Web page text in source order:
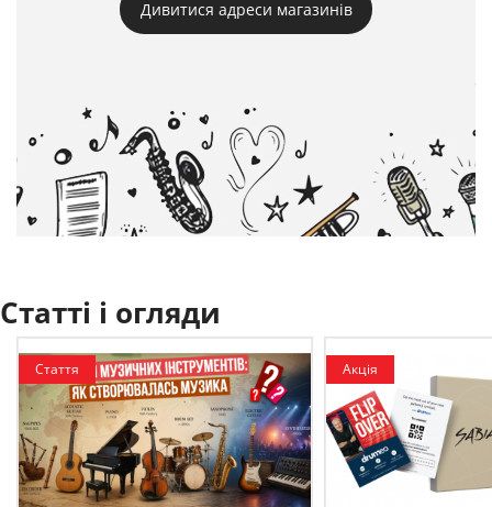
Дивитися адреси магазинів
Статті і огляди
Стаття Акція